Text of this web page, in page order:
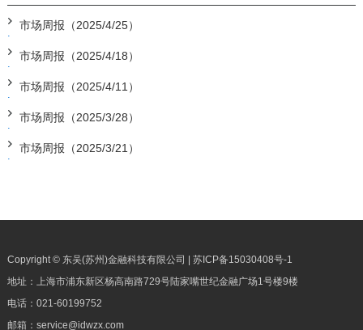
市场周报（2025/4/25）
市场周报（2025/4/18）
市场周报（2025/4/11）
市场周报（2025/3/28）
市场周报（2025/3/21）
Copyright © 东吴(苏州)金融科技有限公司 | 苏ICP备15030408号-1
地址：上海市浦东新区杨高南路729号陆家嘴世纪金融广场1号楼9楼
电话： 021-60199752
邮箱： service@idwzx.com